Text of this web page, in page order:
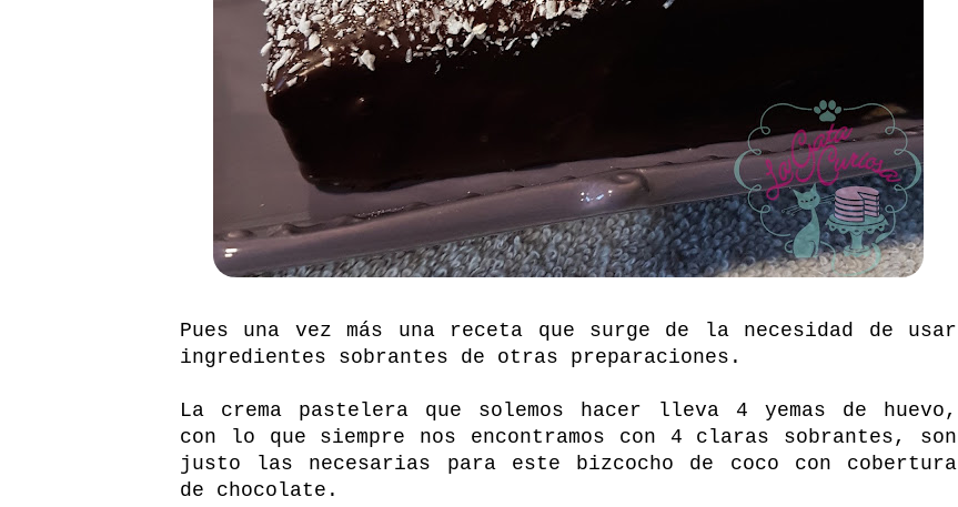
Pues una vez más una receta que surge de la necesidad de usar
ingredientes sobrantes de otras preparaciones.
La crema pastelera que solemos hacer lleva 4 yemas de huevo,
con lo que siempre nos encontramos con 4 claras sobrantes, son
justo las necesarias para este bizcocho de coco con cobertura
de chocolate.